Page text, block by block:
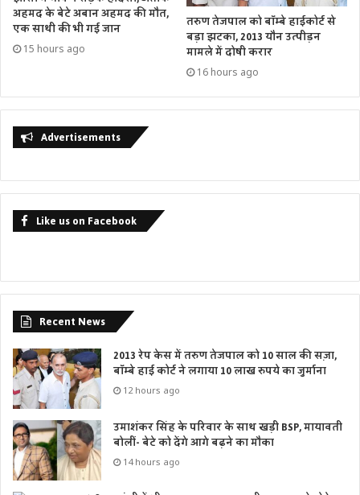
अहमद के बेटे अबान अहमद की मौत,
एक साथी की भी गई जान
15 hours ago
तरुण तेजपाल को बॉम्बे हाईकोर्ट से
बड़ा झटका, 2013 यौन उत्पीड़न
मामले में दोषी करार
16 hours ago
Advertisements
Like us on Facebook
Recent News
2013 रेप केस में तरुण तेजपाल को 10 साल की सज़ा,
बॉम्बे हाई कोर्ट ने लगाया 10 लाख रुपये का जुर्माना
12 hours ago
उमाशंकर सिंह के परिवार के साथ खड़ी BSP, मायावती
बोलीं- बेटे को देंगे आगे बढ़ने का मौका
14 hours ago